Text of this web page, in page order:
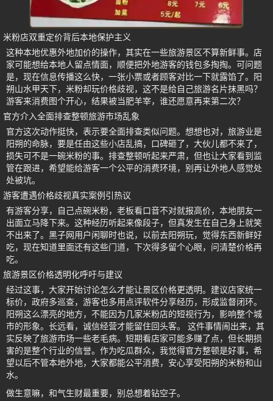
米粉店双重定价背后本地保护主义
这种本地优惠外地加价的操作，其实在一些旅游景区不算新鲜事。店
家可能想给本地人留点情面，顺便把外地游客的钱包多掏掏。可问题
是，现在信息传播这么快，一张小票或者顾客对比一下就露馅了。阳
朔山水甲天下，米粉却玩价格歧视，这不是给自己旅游名片抹黑吗？
游客来消费图个开心，结果被当肥羊宰，谁还愿意再来第二次？
官方介入全面排查整顿旅游市场乱象
官方这次动作挺快，表示要全面排查类似问题。想想也对，旅游业是
阳朔的命脉，要是任由这些小店乱搞，口碑砸了，大伙儿都不来了，
损失可不是一碗米粉的事。排查整顿听起来严肃，但也让大家看到监
管在跟进，希望能给游客一个公平的消费环境，别再让外地人感觉处
处被坑。
游客遭遇价格歧视真实案例引热议
有游客分享，自己点碗米粉，老板看口音不对就报高价，本地朋友一
出面立马降下来。这种经历听起来像段子，但真发生在自己身上就笑
不出来了。黑子网用户闲聊时也说，以前去阳朔玩，觉得东西新鲜好
吃，现在知道里面还有这些门道，下次得多留个心眼，问清楚价格再
吃。
旅游景区价格透明化呼吁与建议
经过这事，大家开始讨论怎么才能让景区价格更透明。建议店家统一
标价，政府多巡查，游客也多用点评软件分享经历，形成监督闭环。
阳朔这么漂亮的地方，不能因为几家米粉店的短视行为，影响整个城
市的形象。长远看，诚信经营才能留住回头客。 这件事情闹出来，其
实反映了旅游市场一些老毛病。短期看店家可能多赚了点，但长期损
害的是整个行业的信誉。作为吃瓜群众，我觉得官方整顿是好事，希
望以后不管本地外地，大家都能公平消费，安心享受阳朔的米粉和山
水。
做生意嘛，和气生财最重要，别总想着钻空子。